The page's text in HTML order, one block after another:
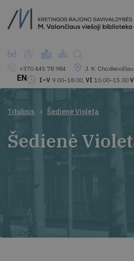
+370 445 78 984
J. K.
I–V 9.00–18.00, VI 10.00–15.00
EN
Titulinis Šedienė Violeta
Šedienė